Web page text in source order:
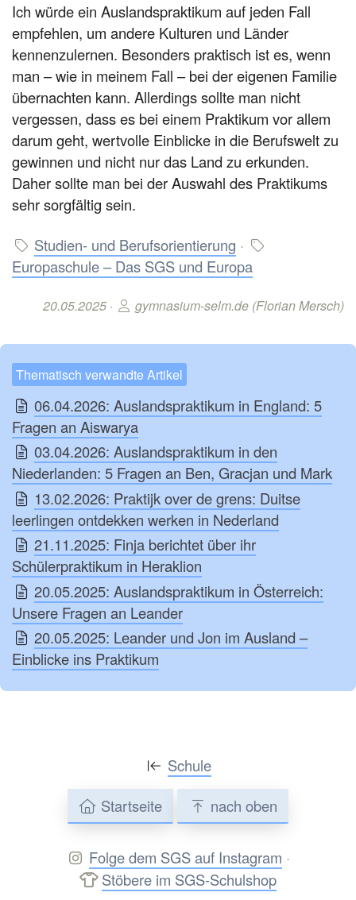
Ich würde ein Auslandspraktikum auf jeden Fall
empfehlen, um andere Kulturen und Länder
kennenzulernen. Besonders praktisch ist es, wenn
man – wie in meinem Fall – bei der eigenen Familie
übernachten kann. Allerdings sollte man nicht
vergessen, dass es bei einem Praktikum vor allem
darum geht, wertvolle Einblicke in die Berufswelt zu
gewinnen und nicht nur das Land zu erkunden.
Daher sollte man bei der Auswahl des Praktikums
sehr sorgfältig sein.
Studien- und Berufsorientierung ·
Europaschule – Das SGS und Europa
20.05.2025 · gymnasium-selm.de (Florian Mersch)
Thematisch verwandte Artikel
06.04.2026: Auslandspraktikum in England: 5
Fragen an Aiswarya
03.04.2026: Auslandspraktikum in den
Niederlanden: 5 Fragen an Ben, Gracjan und Mark
13.02.2026: Praktijk over de grens: Duitse
leerlingen ontdekken werken in Nederland
21.11.2025: Finja berichtet über ihr
Schülerpraktikum in Heraklion
20.05.2025: Auslandspraktikum in Österreich:
Unsere Fragen an Leander
20.05.2025: Leander und Jon im Ausland –
Einblicke ins Praktikum
Schule
Startseite
nach oben
Folge dem SGS auf Instagram ·
Stöbere im SGS-Schulshop